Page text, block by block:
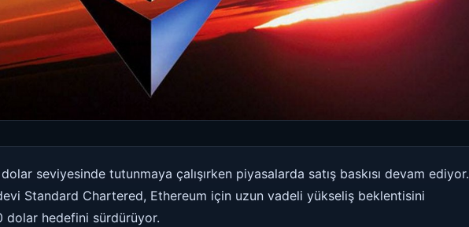
seviyesinde tutunmaya çalışırken piyasalarda satış baskısı devam ediyor.
Standard Chartered, Ethereum için uzun vadeli yükseliş beklentisini
dolar hedefini sürdürüyor.